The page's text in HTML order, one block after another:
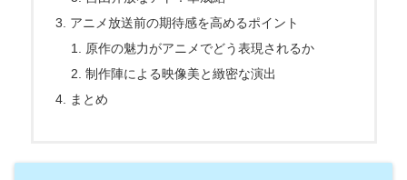
アニメ放送前の期待感を高めるポイント
原作の魅力がアニメでどう表現されるか
制作陣による映像美と緻密な演出
まとめ